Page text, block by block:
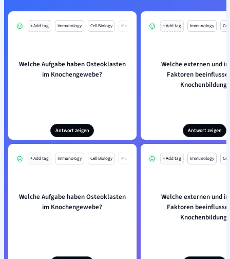
+ Add tag Immunology Cell Biology Mo
Welche Aufgabe haben Osteoklasten
im Knochengewebe?
Antwort zeigen
+ Add tag Immunology
Welche externen und
Faktoren
Knochenbildung?
Antwort zeigen
+ Add tag Immunology Cell Biology Mo
Welche Aufgabe haben Osteoklasten
im Knochengewebe?
+ Add tag Immunology
Welche externen und
Faktoren
Knochenbildung?